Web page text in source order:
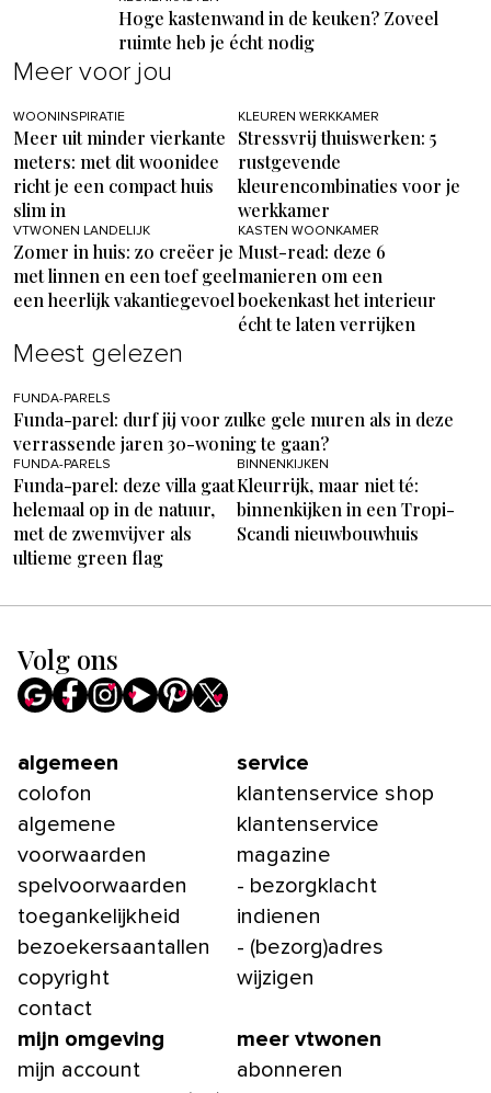
Hoge kastenwand in de keuken? Zoveel
ruimte heb je écht nodig
Meer voor jou
WOONINSPIRATIE
Meer uit minder vierkante
meters: met dit woonidee
richt je een compact huis
slim in
KLEUREN WERKKAMER
Stressvrij thuiswerken: 5
rustgevende
kleurencombinaties voor je
werkkamer
VTWONEN LANDELIJK
Zomer in huis: zo creëer je
met linnen en een toef geel
een heerlijk vakantiegevoel
KASTEN WOONKAMER
Must-read: deze 6
manieren om een
boekenkast het interieur
écht te laten verrijken
Meest gelezen
FUNDA-PARELS
Funda-parel: durf jij voor zulke gele muren als in deze
verrassende jaren 30-woning te gaan?
FUNDA-PARELS
Funda-parel: deze villa gaat
helemaal op in de natuur,
met de zwemvijver als
ultieme green flag
BINNENKIJKEN
Kleurrijk, maar niet té:
binnenkijken in een Tropi-
Scandi nieuwbouwhuis
Volg ons
algemeen
colofon
algemene
voorwaarden
spelvoorwaarden
toegankelijkheid
bezoekersaantallen
copyright
contact
service
klantenservice shop
klantenservice
magazine
- bezorgklacht
indienen
- (bezorg)adres
wijzigen
mijn omgeving
mijn account
meer vtwonen
abonneren